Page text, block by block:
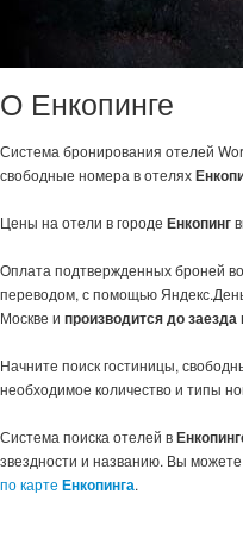
О Енкопинге
Система бронирования отелей
свободные номера в отелях
Цены на отели в городе Енкопинг
Оплата подтвержденных броней
переводом, с помощью
Москве и производится до заезда
Начните поиск гостиницы,
необходимое количество и типы
Система поиска отелей в
звездности и названию. Вы можете
по карте Енкопинга.